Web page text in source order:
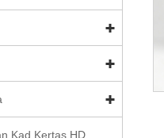
Kad Kertas HD